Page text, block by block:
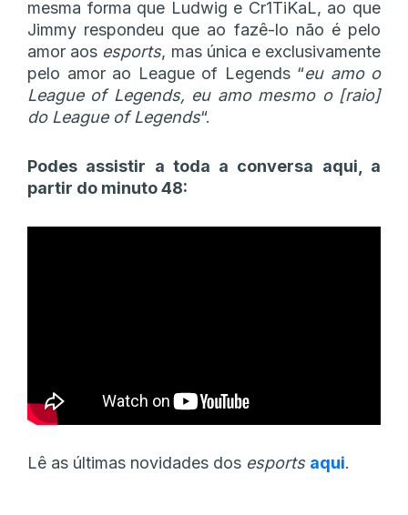
mesma forma que Ludwig e Cr1TiKaL, ao que
Jimmy respondeu que ao fazê-lo não é pelo
amor aos esports, mas única e exclusivamente
pelo amor ao League of Legends “eu amo o
League of Legends, eu amo mesmo o [raio]
do League of Legends“.
Podes assistir a toda a conversa aqui, a
partir do minuto 48:
Lê as últimas novidades dos esports aqui.